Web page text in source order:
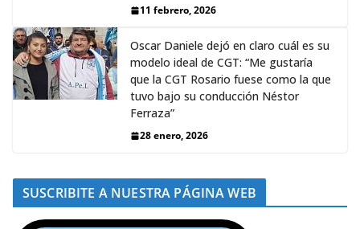
11 febrero, 2026
Oscar Daniele dejó en claro cuál es su
modelo ideal de CGT: “Me gustaría
que la CGT Rosario fuese como la que
tuvo bajo su conducción Néstor
Ferraza”
28 enero, 2026
SUSCRIBITE A NUESTRA PÁGINA WEB